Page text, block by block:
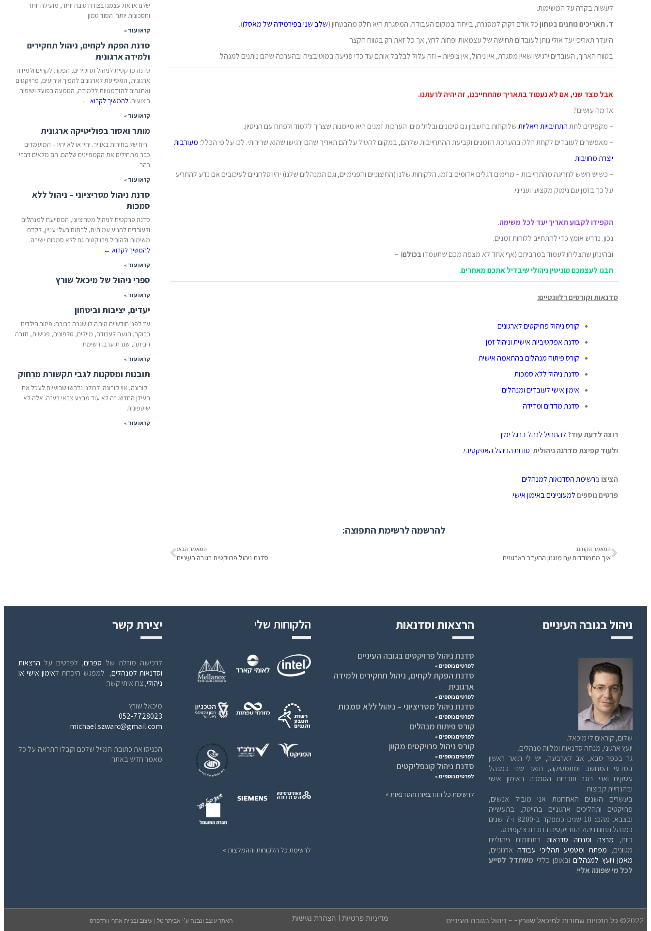
לעשות בקרה על המשימות.
ד. תאריכים נותנים בטחון כל אדם זקוק למסגרת, בייחוד במקום העבודה. המסגרת היא חלק מהבטחון (שלב שני בפירמידה של מאסלו).
היעדר תאריכי יעד אולי נותן לעובדים תחושה של עצמאות ופחות לחץ, אך כל זאת רק בטווח הקצר.
בטווח הארוך, העובדים ירגישו שאין מסגרת, אין ניהול, אין ציפיות – וזה עלול לבלבל אותם עד כדי פגיעה במוטיבציה ובהערכה שהם נותנים למנהל.
אבל מצד שני, אם לא נעמוד בתאריך שהתחייבנו, זה יהיה לרעתנו.
אז מה עושים?
– מקפידים לתתהתחיבויות ריאליותשלוקחות בחשבון גם סיכונים ובלת"מים. הערכות זמנים היא מיומנות שצריך ללמוד ולפתח עם הניסיון.
– מאפשרים לעובדים לקחת חלק בהערכת הזמנים וקביעת ההתחייבות שלהם, במקום להטיל עליהם תאריך שהם ירגישו שהוא שרירותי. לכו על פי הכלל: מעורבות
יוצרת מחויבות.
– כשיש חשש לחריגה מהתחייבות – מרימים דגלים אדומים בזמן. הלקוחות שלנו (החיצוניים והפנימיים, וגם המנהלים שלנו) יהיו סלחניים לעיכובים אם נדע להתריע
על כך בזמן עם נימוק מקצועי וענייני.
הקפידו לקבוע תאריך יעד לכל משימה.
נכון. נדרש אומץ כדי להתחייב ללוחות זמנים.
ובהינתן שתצליחו לעמוד במרביתם (אף אחד לא מצפה מכם שתעמדובכולם) –
תבנו לעצמכם מוניטין ניהולי שיבדיל אתכם מאחרים.
סדנאות וקורסים רלוונטיים:
קורס ניהול פרויקטים לארגונים
סדנת אפקטיביות אישית וניהול זמן
קורס פיתוח מנהלים בהתאמה אישית
סדנת ניהול ללא סמכות
אימון אישי לעובדים ומנהלים
סדנת מדדים ומדידה
רוצה לדעת עוד? להתחיל לנהל ברגל ימין.
ולעוד קפיצת מדרגה ניהולית: סודות הניהול האפקטיבי.
הציצו ברשימת הסדנאות למנהלים.
פרטים נוספיםלמעונייניםבאימון אישי.
להרשמה לרשימת התפוצה:
המאמר הקודם:
איך מתמודדים עם מנגנון ההעדר בארגונים
המאמר הבא:
סדנת ניהול פרויקטים בגובה העיניים
שלנו או את עצמנו בצורה טובה יותר, מועילה יותר
וחסכונית יותר. הסוד טמון
קראו עוד »
סדנת הפקת לקחים, ניהול תחקירים
ולמידה ארגונית
סדנה פרקטית לניהול תחקירים, הפקת לקחים ולמידה
ארגונית, המסייעת לארגונים להפוך אירועים, פרויקטים
ואתגרים להזדמנויות ללמידה, הטמעה בפועל ושיפור
ביצועים. להמשיך לקרוא ←
קראו עוד »
מותר ואסור בפוליטיקה ארגונית
ריח של בחירות באוויר. יהיו או לא יהיו – המועמדים
כבר מתחילים את הקמפיינים שלהם. הם מלאים דברי
רהב
קראו עוד »
סדנת ניהול מטריציוני – ניהול ללא
סמכות
סדנה פרקטית לניהול מטריציוני, המסייעת למנהלים
ולעובדים להניע עמיתים, לרתום בעלי עניין, לקדם
משימות ולהוביל פרויקטים גם ללא סמכות ישירה.
להמשיך לקרוא ←
קראו עוד »
ספרי ניהול של מיכאל שורץ
קראו עוד »
יעדים, יציבות וביטחון
עד לפני חודשיים היתה לו שגרה ברורה: פיזור הילדים
בבוקר, הגעה לעבודה, מיילים, טלפונים, פגישות, חזרה
הביתה, שגרת ערב. רשימת
קראו עוד »
תובנות ומסקנות לגבי תקשורת מרחוק
קורונה, אוי קורונה. לכולנו נדרשו שבועיים לעכל את
העידן החדש. זה לא עוד מבצע צבאי בעזה. אלה לא
שיטפונות
קראו עוד »
ניהול בגובה העיניים
שלום, קוראים לי מיכאל.
יועץ ארגוני, מנחה סדנאות ומלווה מנהלים.
גר בכפר סבא, אב לארבעה, יש לי תואר ראשון
במדעי המחשב ומתמטיקה, תואר שני במנהל
עסקים ואני בוגר תוכניות הסמכה באימון אישי
ובהנחיית קבוצות.
בעשרים השנים האחרונות אני מוביל אנשים,
פרויקטים ותהליכים ארגוניים בהייטק, בתעשייה
ובצבא. מהם: 10 שנים כמפקד ב-8200 ו-7 שנים
כמנהל תחום ניהול הפרויקטים בחברת צ'קפוינט.
כיום, מרצה ומנחה סדנאות בתחומים ניהוליים
מגוונים, מפתח ומטמיע תהליכי עבודה ארגוניים,
מאמן ויועץ למנהליםובאופן כללי משתדל לסייע
לכל מי שפונה אליי.
הרצאות וסדנאות
סדנת ניהול פרויקטים בגובה העיניים
לפרטים נוספים »
סדנת הפקת לקחים, ניהול תחקירים ולמידה
ארגונית
לפרטים נוספים »
סדנת ניהול מטריציוני – ניהול ללא סמכות
לפרטים נוספים »
קורס פיתוח מנהלים
לפרטים נוספים »
קורס ניהול פרויקטים מקוון
לפרטים נוספים »
סדנת ניהול קונפליקטים
לפרטים נוספים »
לרשימת כל ההרצאות והסדנאות »
הלקוחות שלי
לרשימת כל הלקוחות וההמלצות »
יצירת קשר
לרכישה מוזלת של ספרים, לפרטים על הרצאות
וסדנאות למנהלים, למפגש היכרות לאימון אישי או
ניהולי, צרו איתי קשר:
מיכאל שורץ
052-7728023
michael.szwarc@gmail.com
הכניסו את כתובת המייל שלכם וקבלו התראה על כל
מאמר חדש באתר:
2022© כל הזכויות שמורות למיכאל שוורץ- - ניהול בגובה העיניים מדיניות פרטיות| הצהרת נגישות האתר עוצב ונבנה ע"י אביתר טל | עיצוב ובניית אתרי וורדפרס